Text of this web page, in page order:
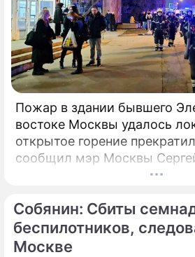
Пожар в здании бывшего
востоке Москвы удалось
открытое горение
сообщил мэр Москвы
своем Telegram-канале. По
предпринимаются все меры
пожара.
Собянин: Сбиты
беспилотников,
Москве